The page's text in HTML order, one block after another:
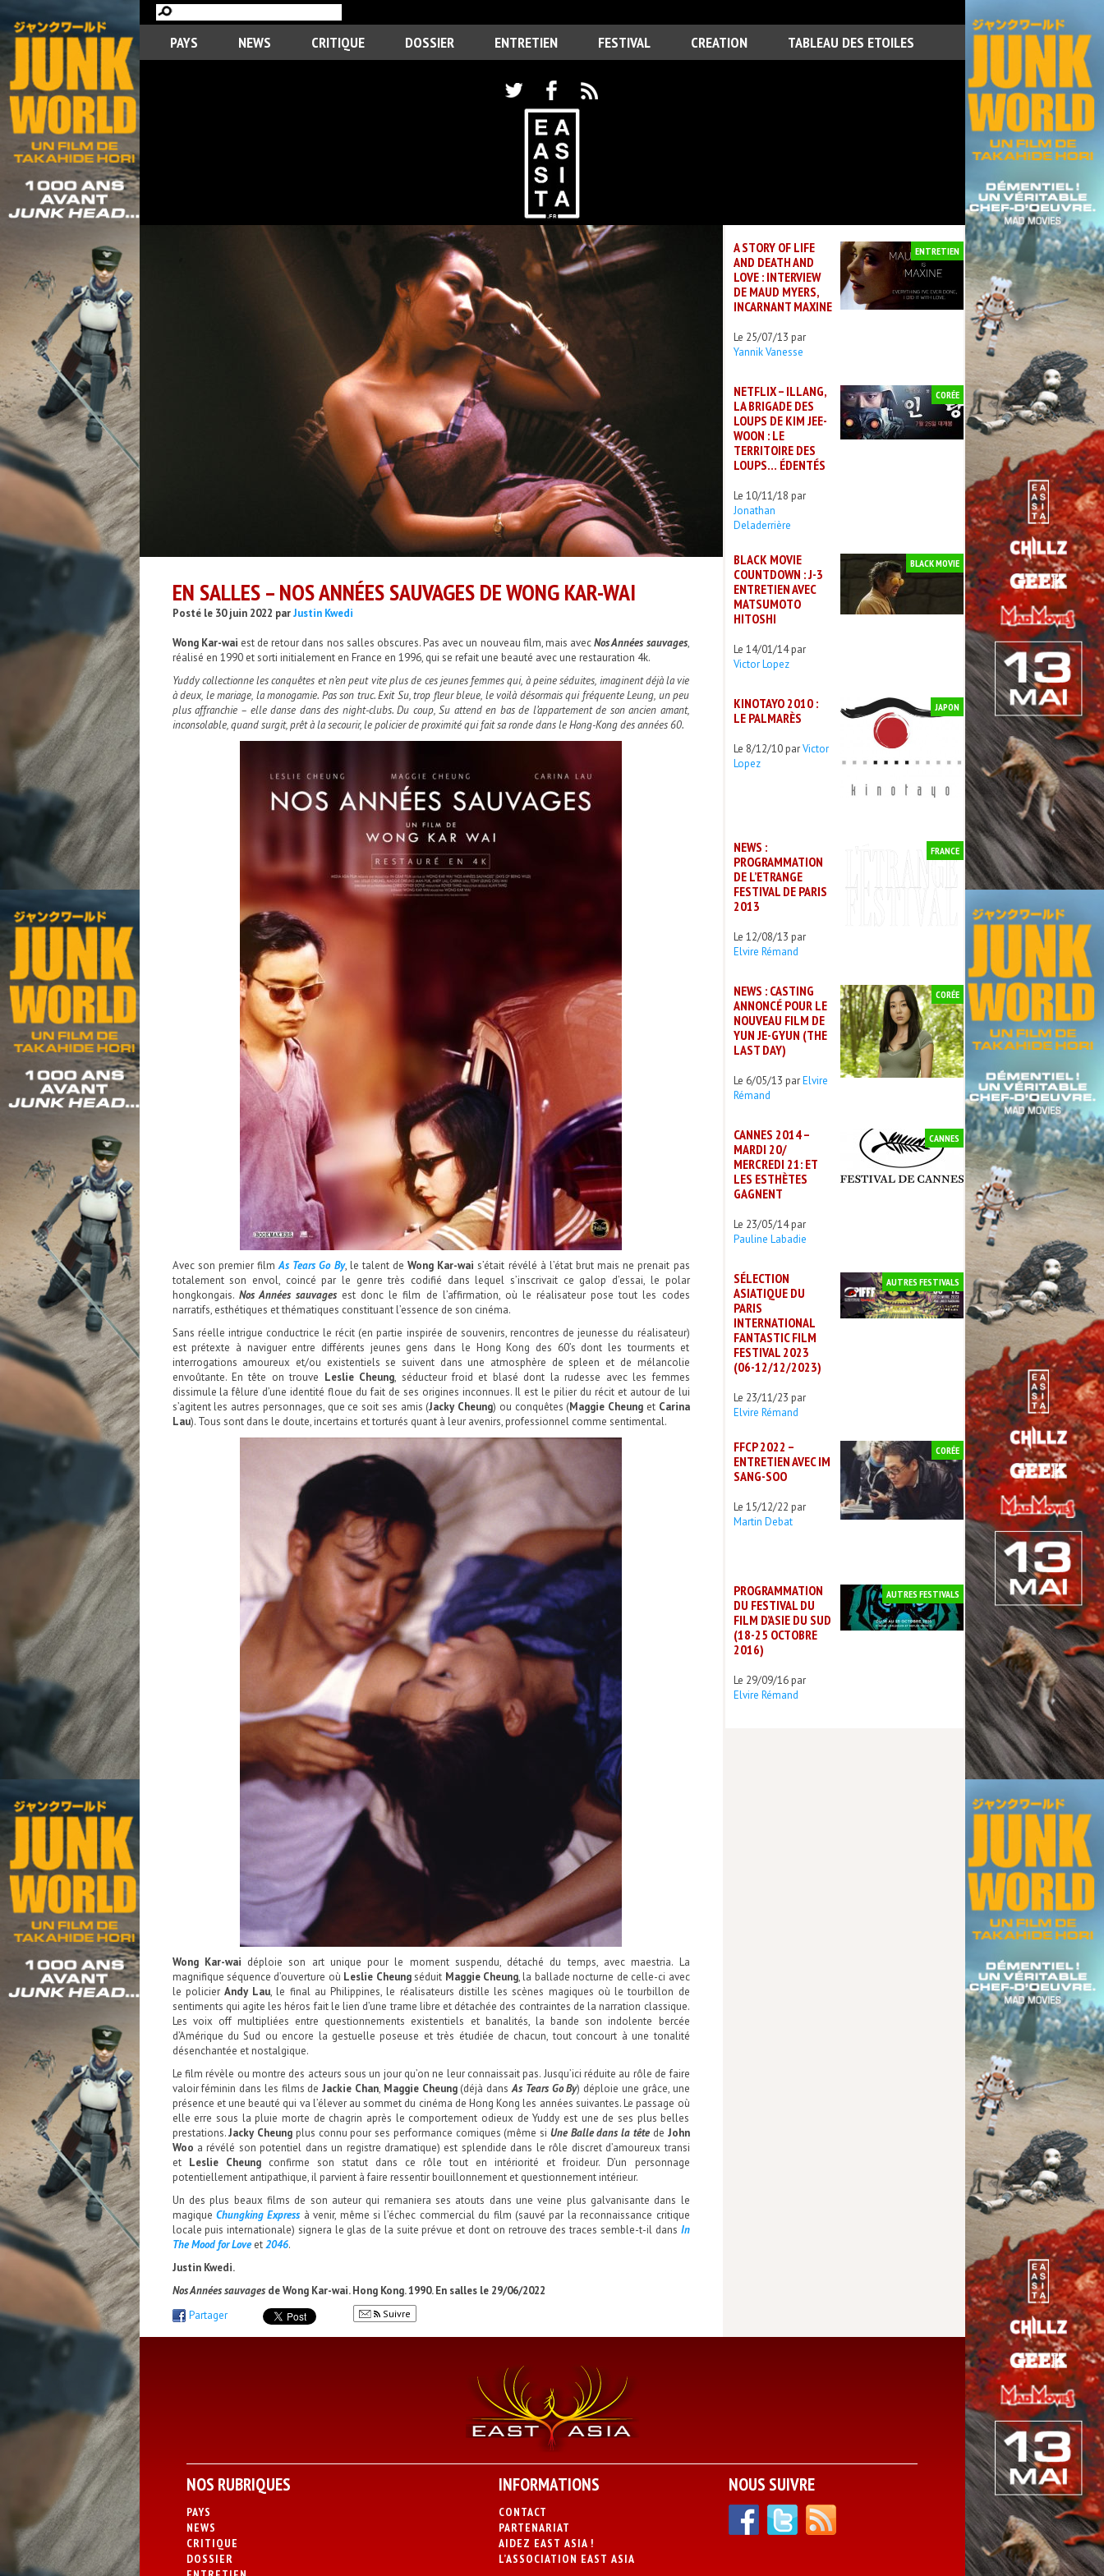
PAYS NEWS CRITIQUE DOSSIER ENTRETIEN FESTIVAL CREATION TABLEAU DES ETOILES
EN SALLES – NOS ANNÉES SAUVAGES DE WONG KAR-WAI
Posté le 30 juin 2022 parJustin Kwedi
Wong Kar-wai est de retour dans nos salles obscures. Pas avec un nouveau film, mais avecNos Années sauvages,
réalisé en 1990 et sorti initialement en France en 1996, qui se refait une beauté avec une restauration 4k.
Yuddy collectionne les conquêtes et n’en peut vite plus de ces jeunes femmes qui, à peine séduites, imaginent déjà la vie
à deux, le mariage, la monogamie. Pas son truc. Exit Su, trop fleur bleue, le voilà désormais qui fréquente Leung, un peu
plus affranchie – elle danse dans des night-clubs. Du coup, Su attend en bas de l’appartement de son ancien amant,
inconsolable, quand surgit, prêt à la secourir, le policier de proximité qui fait sa ronde dans le Hong-Kong des années 60.
Avec son premier filmAs Tears Go By, le talent deWong Kar-wai s’était révélé à l’état brut mais ne prenait pas
totalement son envol, coincé par le genre très codifié dans lequel s’inscrivait ce galop d’essai, le polar
hongkongais. Nos Années sauvages est donc le film de l’affirmation, où le réalisateur pose tout les codes
narratifs, esthétiques et thématiques constituant l’essence de son cinéma.
Sans réelle intrigue conductrice le récit (en partie inspirée de souvenirs, rencontres de jeunesse du réalisateur)
est prétexte à naviguer entre différents jeunes gens dans le Hong Kong des 60’s dont les tourments et
interrogations amoureux et/ou existentiels se suivent dans une atmosphère de spleen et de mélancolie
envoûtante. En tête on trouve Leslie Cheung, séducteur froid et blasé dont la rudesse avec les femmes
dissimule la fêlure d’une identité floue du fait de ses origines inconnues. Il est le pilier du récit et autour de lui
s’agitent les autres personnages, que ce soit ses amis (Jacky Cheung) ou conquêtes (Maggie Cheung et Carina
Lau). Tous sont dans le doute, incertains et torturés quant à leur avenirs, professionnel comme sentimental.
Wong Kar-wai déploie son art unique pour le moment suspendu, détaché du temps, avec maestria. La
magnifique séquence d’ouverture où Leslie Cheungséduit Maggie Cheung, la ballade nocturne de celle-ci avec
le policier Andy Lau, le final au Philippines, le réalisateurs distille les scènes magiques où le tourbillon de
sentiments qui agite les héros fait le lien d’une trame libre et détachée des contraintes de la narration classique.
Les voix off multipliées entre questionnements existentiels et banalités, la bande son indolente bercée
d’Amérique du Sud ou encore la gestuelle poseuse et très étudiée de chacun, tout concourt à une tonalité
désenchantée et nostalgique.
Le film révèle ou montre des acteurs sous un jour qu’on ne leur connaissait pas. Jusqu’ici réduite au rôle de faire
valoir féminin dans les films deJackie Chan, Maggie Cheung(déjà dansAs Tears Go By) déploie une grâce, une
présence et une beauté qui va l’élever au sommet du cinéma de Hong Kong les années suivantes. Le passage où
elle erre sous la pluie morte de chagrin après le comportement odieux de Yuddy est une de ses plus belles
prestations.Jacky Cheung plus connu pour ses performance comiques (même si Une Balle dans la têtede John
Woo a révélé son potentiel dans un registre dramatique) est splendide dans le rôle discret d’amoureux transi
et Leslie Cheungconfirme son statut dans ce rôle tout en intériorité et froideur. D’un personnage
potentiellement antipathique, il parvient à faire ressentir bouillonnement et questionnement intérieur.
Un des plus beaux films de son auteur qui remaniera ses atouts dans une veine plus galvanisante dans le
magique Chungking Express à venir, même si l’échec commercial du film (sauvé par la reconnaissance critique
locale puis internationale) signera le glas de la suite prévue et dont on retrouve des traces semble-t-il dans In
The Mood for Love et 2046.
Justin Kwedi.
Nos Années sauvagesde Wong Kar-wai. Hong Kong. 1990. En salles le 29/06/2022
Partager
Suivre
A STORY OF LIFE
AND DEATH AND
LOVE : INTERVIEW
DE MAUD MYERS,
INCARNANT MAXINE
Le 25/07/13 par
Yannik Vanesse
ENTRETIEN
NETFLIX – ILLANG,
LA BRIGADE DES
LOUPS DE KIM JEE-
WOON : LE
TERRITOIRE DES
LOUPS… ÉDENTÉS
Le 10/11/18 par
Jonathan
Deladerrière
CORÉE
BLACK MOVIE
COUNTDOWN : J-3
ENTRETIEN AVEC
MATSUMOTO
HITOSHI
Le 14/01/14 par
Victor Lopez
BLACK MOVIE
KINOTAYO 2010 :
LE PALMARÈS
Le 8/12/10 parVictor
Lopez
JAPON
NEWS :
PROGRAMMATION
DE L’ETRANGE
FESTIVAL DE PARIS
2013
Le 12/08/13 par
Elvire Rémand
FRANCE
NEWS : CASTING
ANNONCÉ POUR LE
NOUVEAU FILM DE
YUN JE-GYUN (THE
LAST DAY)
Le 6/05/13 parElvire
Rémand
CORÉE
CANNES 2014 –
MARDI 20/
MERCREDI 21: ET
LES ESTHÈTES
GAGNENT
Le 23/05/14 par
Pauline Labadie
CANNES
SÉLECTION
ASIATIQUE DU
PARIS
INTERNATIONAL
FANTASTIC FILM
FESTIVAL 2023
(06-12/12/2023)
Le 23/11/23 par
Elvire Rémand
AUTRES FESTIVALS
FFCP 2022 –
ENTRETIEN AVEC IM
SANG-SOO
Le 15/12/22 par
Martin Debat
CORÉE
PROGRAMMATION
DU FESTIVAL DU
FILM D’ASIE DU SUD
(18-25 OCTOBRE
2016)
Le 29/09/16 par
Elvire Rémand
AUTRES FESTIVALS
NOS RUBRIQUES
PAYS
NEWS
CRITIQUE
DOSSIER
INFORMATIONS
CONTACT
PARTENARIAT
AIDEZ EAST ASIA !
L’ASSOCIATION EAST ASIA
NOUS SUIVRE